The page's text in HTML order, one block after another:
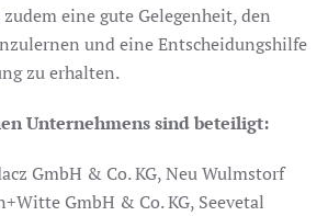
eine gute Gelegenheit, den
und eine Entscheidungshilfe
zu erhalten.
Unternehmens sind beteiligt:
GmbH & Co. KG, Neu Wulmstorf
GmbH & Co. KG, Seevetal